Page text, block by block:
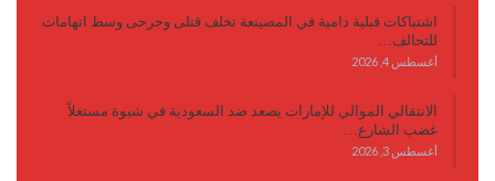
اشتباكات قبلية دامية في المصينعة تخلف قتلى وجرحى وسط اتهامات
للتحالف…
أغسطس 4, 2026
الانتقالي الموالي للإمارات يصعد ضد السعودية في شبوة مستغلاً
غضب الشارع…
أغسطس 3, 2026